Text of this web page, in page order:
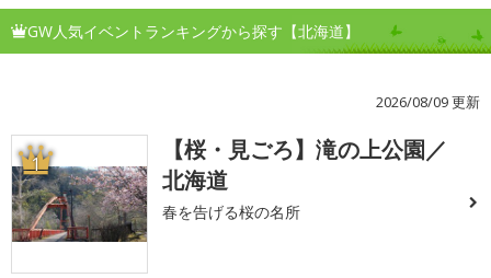
GW人気イベントランキングから探す【北海道】
2026/08/09 更新
1
【桜・見ごろ】滝の上公園／
北海道
春を告げる桜の名所